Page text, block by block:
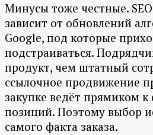
Минусы тоже честные.
зависит от обновлений
Google, под которые
подстраиваться.
продукт, чем штатный
ссылочное продвижение
закупке ведёт прямиком
позиций. Поэтому выбор
самого факта заказа.